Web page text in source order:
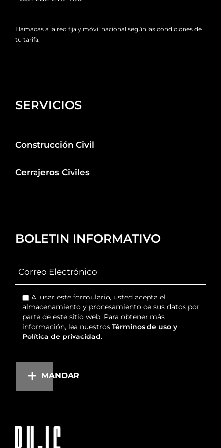
Llamadas a la red fija y móvil nacional según las condiciones de
tu tarifa.
SERVICIOS
Construcción Civil
Cerrajeros Civiles
BOLETIN INFORMATIVO
Al usar este formulario, usted acepta el
almacenamiento y procesamiento de sus datos por
parte de este sitio web. Para obtener más
información, lea nuestrosTérminos de uso y
Política de privacidad.
MANDAR